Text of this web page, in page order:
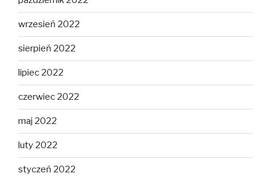
wrzesień 2022
sierpień 2022
lipiec 2022
czerwiec 2022
maj 2022
luty 2022
styczeń 2022